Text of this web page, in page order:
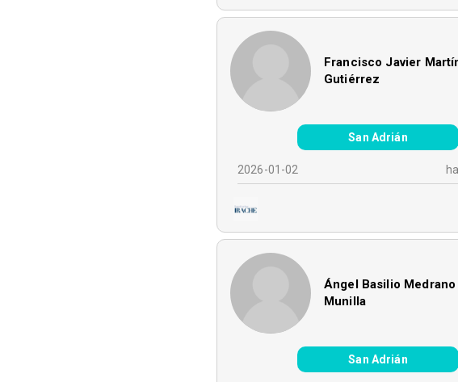
Francisco Javier
Gutiérrez
San Adrián
2026-01-02
Ángel Basilio Medrano
Munilla
San Adrián